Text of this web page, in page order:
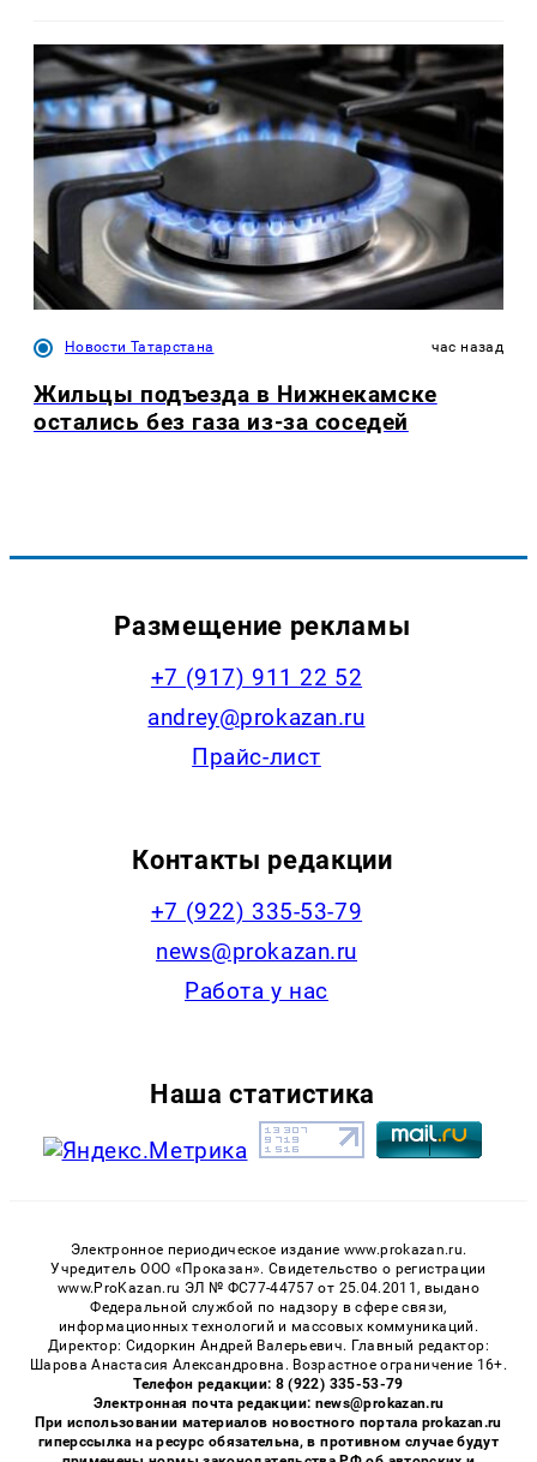
Новости Татарстана час назад
Жильцы подъезда в Нижнекамске
остались без газа из-за соседей
Размещение рекламы
+7 (917) 911 22 52
andrey@prokazan.ru
Прайс-лист
Контакты редакции
+7 (922) 335-53-79
news@prokazan.ru
Работа у нас
Наша статистика
Электронное периодическое издание www.prokazan.ru.
Учредитель ООО «Проказан». Cвидетельство о регистрации
www.ProKazan.ru ЭЛ № ФС77-44757 от 25.04.2011, выдано
Федеральной службой по надзору в сфере связи,
информационных технологий и массовых коммуникаций.
Директор: Сидоркин Андрей Валерьевич. Главный редактор:
Шарова Анастасия Александровна. Возрастное ограничение 16+.
Телефон редакции: 8 (922) 335-53-79
Электронная почта редакции: news@prokazan.ru
При использовании материалов новостного портала prokazan.ru
гиперссылка на ресурс обязательна, в противном случае будут